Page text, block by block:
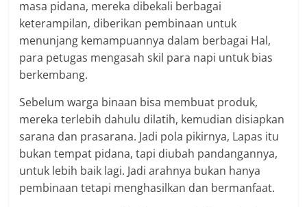
masa pidana, mereka dibekali berbagai
keterampilan, diberikan pembinaan untuk
menunjang kemampuannya dalam berbagai Hal,
para petugas mengasah skil para napi untuk bias
berkembang.
Sebelum warga binaan bisa membuat produk,
mereka terlebih dahulu dilatih, kemudian disiapkan
sarana dan prasarana. Jadi pola pikirnya, Lapas itu
bukan tempat pidana, tapi diubah pandangannya,
untuk lebih baik lagi. Jadi arahnya bukan hanya
pembinaan tetapi menghasilkan dan bermanfaat.